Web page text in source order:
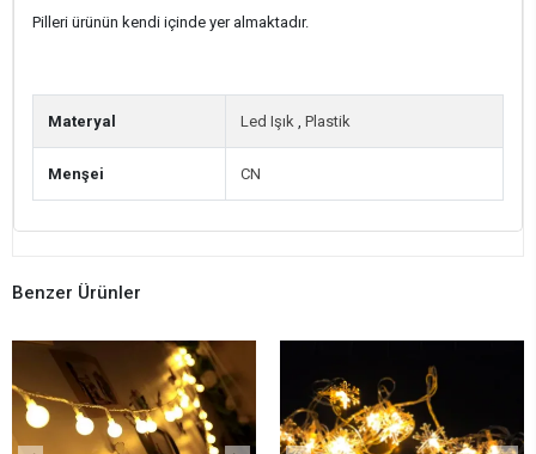
Pilleri ürünün kendi içinde yer almaktadır.
Materyal Led Işık , Plastik
Menşei CN
Benzer Ürünler